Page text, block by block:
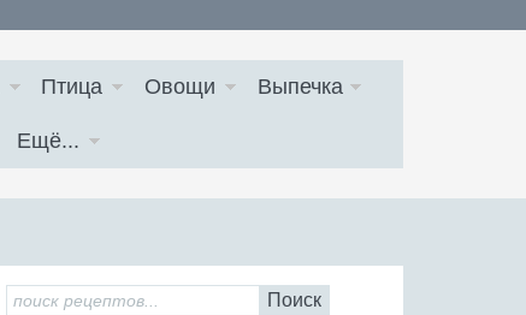
Птица Овощи Выпечка
Ещё...
Поиск